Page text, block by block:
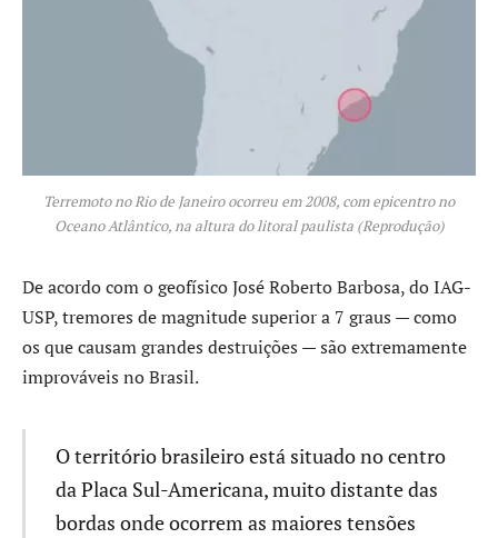
Terremoto no Rio de Janeiro ocorreu em 2008, com epicentro no
Oceano Atlântico, na altura do litoral paulista (Reprodução)
De acordo com o geofísico José Roberto Barbosa, do IAG-
USP, tremores de magnitude superior a 7 graus — como
os que causam grandes destruições — são extremamente
improváveis no Brasil.
O território brasileiro está situado no centro
da Placa Sul-Americana, muito distante das
bordas onde ocorrem as maiores tensões